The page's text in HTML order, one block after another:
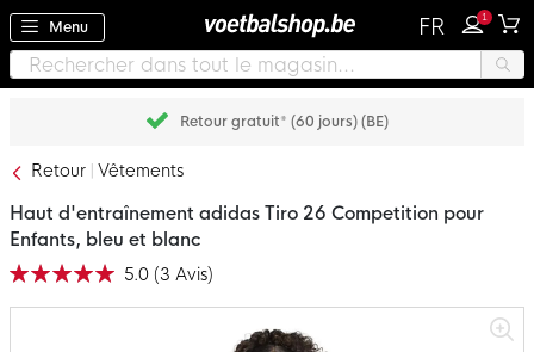
Menu FR 1
Retour gratuit* (60 jours) (BE)
Retour Vêtements
Haut d'entraînement adidas Tiro 26 Competition pour
Enfants, bleu et blanc
Notation: 5.0 (3 Avis)